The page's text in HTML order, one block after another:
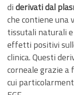
diderivati dal
che contiene
tissutali naturali
effetti positivi
clinica. Questi
corneale grazie
cui